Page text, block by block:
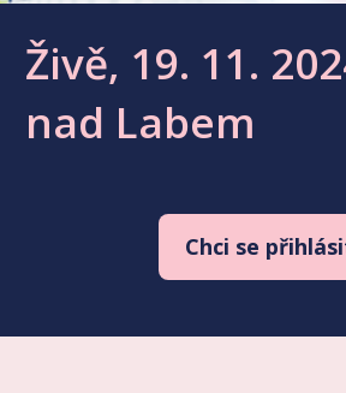
Živě, 19. 11.
nad Labem
Chci se